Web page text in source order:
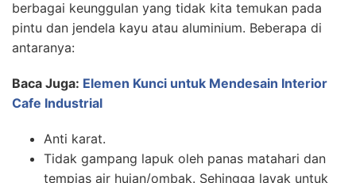
berbagai keunggulan yang tidak kita temukan pada
pintu dan jendela kayu atau aluminium. Beberapa di
antaranya:
Baca Juga: Elemen Kunci untuk Mendesain Interior
Cafe Industrial
Anti karat.
Tidak gampang lapuk oleh panas matahari dan
tempias air hujan/ombak. Sehingga layak untuk